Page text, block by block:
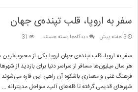
سفر به اروپا، قلب تپنده‌ی جهان
3 هفته پیش دیدگاه‌هابرای
به
اروپا،
قلب
تپنده‌ی
جهان
بسته هستند 31
سفر به اروپا، قلب تپنده‌ی جهان اروپا یکی از
هر سال میلیون‌ها مسافر از سراسر دنیا برای بازدید از
فرهنگ غنی و معماری باشکوه آن راهی این قاره
شهرهای قدیمی گرفته تا قله‌های آلپ، سواحل مدیترانه …